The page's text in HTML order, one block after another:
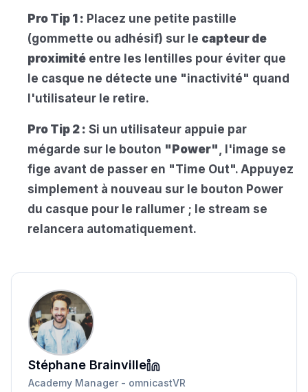
Pro Tip 1 : Placez une petite pastille
(gommette ou adhésif) sur le capteur de
proximité entre les lentilles pour éviter que
le casque ne détecte une "inactivité" quand
l'utilisateur le retire.
Pro Tip 2 : Si un utilisateur appuie par
mégarde sur le bouton "Power", l'image se
fige avant de passer en "Time Out". Appuyez
simplement à nouveau sur le bouton Power
du casque pour le rallumer ; le stream se
relancera automatiquement.
Stéphane Brainville
Academy Manager - omnicastVR